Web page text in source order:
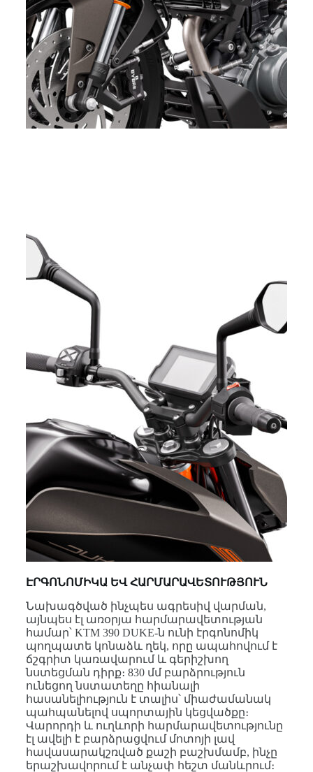
ԷՐԳՈՆՈՄԻԿԱ ԵՎ ՀԱՐՄԱՐԱՎԵՏՈՒԹՅՈՒՆ
Նախագծված ինչպես ագրեսիվ վարման,
այնպես էլ առօրյա հարմարավետության
համար՝ KTM 390 DUKE-ն ունի էրգոնոմիկ
պողպատե կոնաձև ղեկ, որը ապահովում է
ճշգրիտ կառավարում և գերիշխող
նստեցման դիրք։ 830 մմ բարձրություն
ունեցող նստատեղը հիանալի
հասանելիություն է տալիս՝ միաժամանակ
պահպանելով սպորտային կեցվածքը։
Վարորդի և ուղևորի հարմարավետությունը
էլ ավելի է բարձրացվում մոտոյի լավ
հավասարակշռված քաշի բաշխմամբ, ինչը
երաշխավորում է անչափ հեշտ մանևրում։